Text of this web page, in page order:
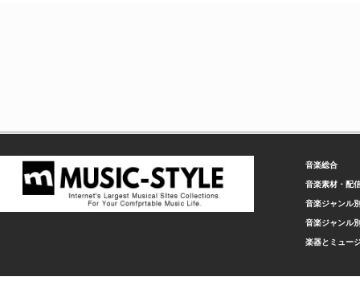
音楽総合
音楽素材・配
音楽ジャンル
音楽ジャンル
楽器とミュー